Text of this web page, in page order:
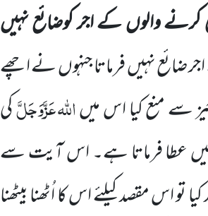
کرنے والوں کے اجر کوضائع نہیں
ضائع نہیں فرماتا جنہوںنے اچھے
سےمنع کیا اس میںاللہعَزَّوَجَلَّکی
عطا فرماتا ہے۔ اس آیت سے
تو اس مقصد کیلئے اس کا اُٹھنا بیٹھنا